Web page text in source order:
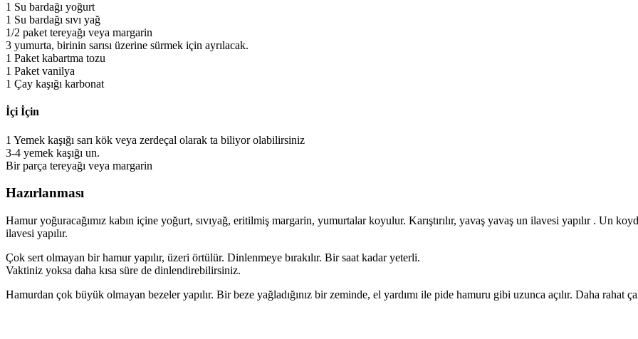
1 Su bardağı yoğurt
1 Su bardağı sıvı yağ
1/2 paket tereyağı veya margarin
3 yumurta, birinin sarısı üzerine sürmek için ayrılacak.
1 Paket kabartma tozu
1 Paket vanilya
1 Çay kaşığı karbonat
İçi İçin
1 Yemek kaşığı sarı kök veya zerdeçal olarak ta biliyor olabilirsiniz
3-4 yemek kaşığı un.
Bir parça tereyağı veya margarin
Hazırlanması
Hamur yoğuracağımız kabın içine yoğurt, sıvıyağ, eritilmiş margarin, yumurtalar koyulur. Karıştırılır, yavaş yavaş un ilavesi yapılır . Un
ilavesi yapılır.
Çok sert olmayan bir hamur yapılır, üzeri örtülür. Dinlenmeye bırakılır. Bir saat kadar yeterli.
Vaktiniz yoksa daha kısa süre de dinlendirebilirsiniz.
Hamurdan çok büyük olmayan bezeler yapılır. Bir beze yağladığınız bir zeminde, el yardımı ile pide hamuru gibi uzunca açılır. Daha rahat